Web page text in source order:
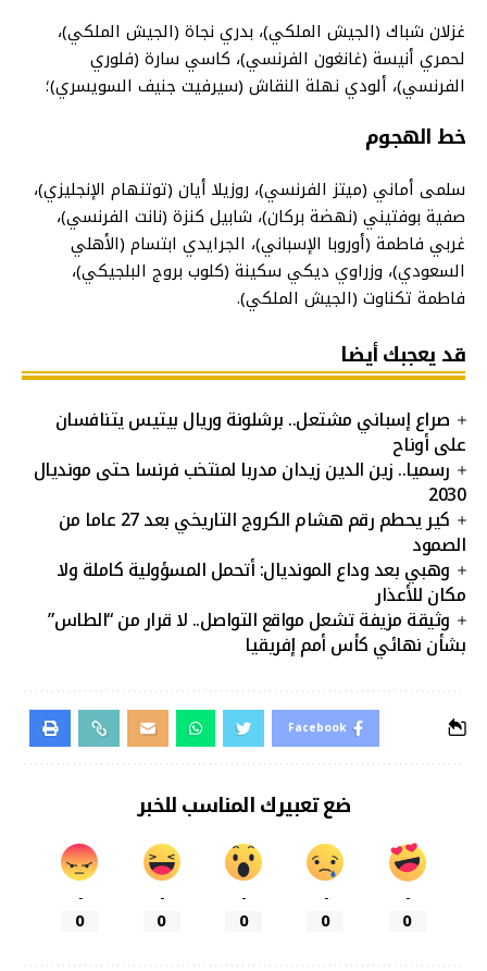
غزلان شباك (الجيش الملكي)، بدري نجاة (الجيش الملكي)،
لحمري أنيسة (غانغون الفرنسي)، كاسي سارة (فلوري
الفرنسي)، ألودي نهلة النقاش (سيرفيت جنيف السويسري)؛
خط الهجوم
سلمى أماني (ميتز الفرنسي)، روزيلا أيان (توتنهام الإنجليزي)،
صفية بوفتيني (نهضة بركان)، شابيل كنزة (نانت الفرنسي)،
غربي فاطمة (أوروبا الإسباني)، الجرايدي ابتسام (الأهلي
السعودي)، وزراوي ديكي سكينة (كلوب بروج البلجيكي)،
فاطمة تكناوت (الجيش الملكي).
قد يعجبك أيضا
صراع إسباني مشتعل.. برشلونة وريال بيتيس يتنافسان
على أوناح
رسميا.. زين الدين زيدان مدربا لمنتخب فرنسا حتى مونديال
2030
كير يحطم رقم هشام الكروج التاريخي بعد 27 عاما من
الصمود
وهبي بعد وداع المونديال: أتحمل المسؤولية كاملة ولا
مكان للأعذار
وثيقة مزيفة تشعل مواقع التواصل.. لا قرار من “الطاس”
بشأن نهائي كأس أمم إفريقيا
Facebook
ضع تعبيرك المناسب للخبر
-
0
-
0
-
0
-
0
-
0